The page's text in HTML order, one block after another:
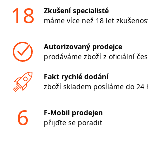
18
Zkušení specialisté
máme více než 18 let
Autorizovaný prodejce
prodáváme zboží z oficiální
Fakt rychlé dodání
zboží skladem posíláme do 24
6
F-Mobil prodejen
přijďte se poradit